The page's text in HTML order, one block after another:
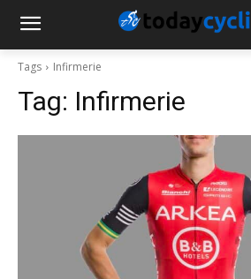
Tags Infirmerie
Tag: Infirmerie